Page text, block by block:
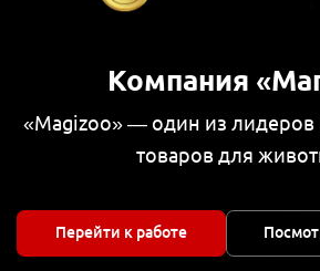
Компания
«Magizoo» — один из лидеров
товаров для
Перейти к работе